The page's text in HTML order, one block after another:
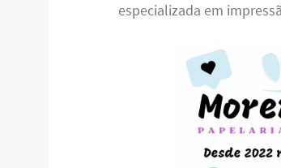
especializada em